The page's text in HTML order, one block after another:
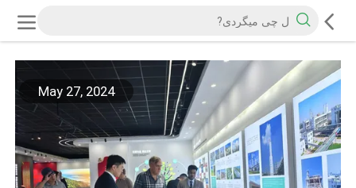
May 27, 2024